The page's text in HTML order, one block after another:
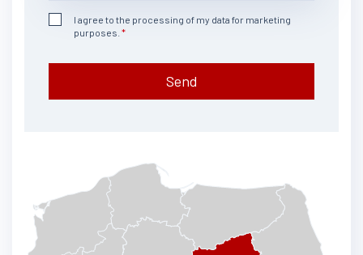
I agree to the processing of my data for marketing
purposes.
Send